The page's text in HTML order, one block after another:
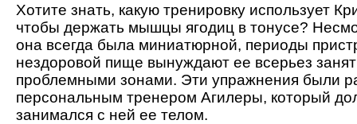
Хотите знать, какую тренировку использует
чтобы держать мышцы ягодиц в тонусе?
она всегда была миниатюрной, периоды
нездоровой пище вынуждают ее всерьез
проблемными зонами. Эти упражнения были
персональным тренером Агилеры, который
занимался с ней ее телом.